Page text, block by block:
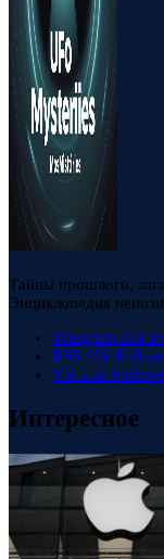
Тайны прошлого,
Энциклопедия
Telegram 88k
RSS 23k
VK 23k
Интересное